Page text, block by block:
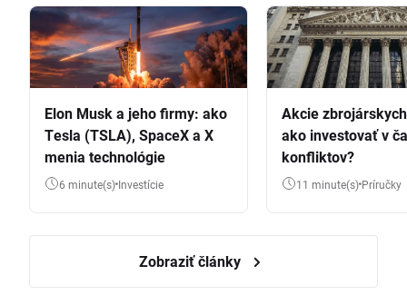
Elon Musk a jeho firmy: ako
Tesla (TSLA), SpaceX a X
menia technológie
6 minute(s) Investície
Akcie
ako investovať v
konfliktov?
11 minute(s) Príručky
Zobraziť články